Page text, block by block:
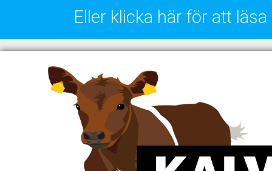
Eller klicka här för att